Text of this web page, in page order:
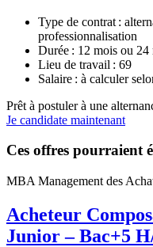
Type de contrat :
professionnalisation
Durée : 12 mois ou 24
Lieu de travail : 69
Salaire : à calculer
Prêt à postuler à une
Je candidate maintenant
Ces offres pourraient
MBA Management des
Acheteur
Junior – Bac+5